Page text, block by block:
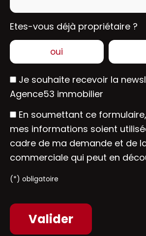
Etes-vous déjà propriétaire ?
oui
Je souhaite recevoir la
Agence53 immobilier
En soumettant ce
mes informations soient
cadre de ma demande et de
commerciale qui peut en
(*) obligatoire